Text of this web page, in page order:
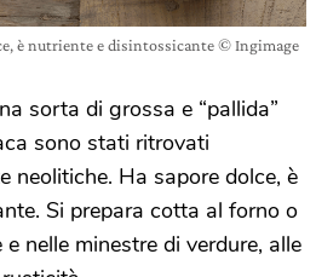
è nutriente e disintossicante © Ingimage
sorta di grossa e “pallida”
sono stati ritrovati
neolitiche. Ha sapore dolce, è
Si prepara cotta al forno o
nelle minestre di verdure, alle